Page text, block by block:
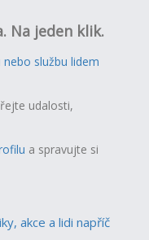
Na jeden klik.
službu lidem
udalosti,
a spravujte si
akce a lidi napříč